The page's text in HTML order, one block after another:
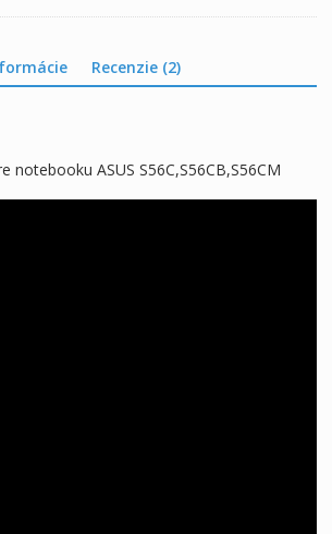
Recenzie (2)
notebooku ASUS S56C,S56CB,S56CM